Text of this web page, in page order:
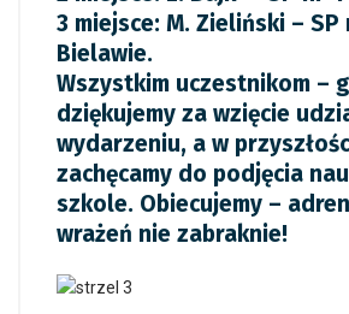
3 miejsce: M. Zieliński – SP
Bielawie.
Wszystkim uczestnikom –
dziękujemy za wzięcie
wydarzeniu, a w
zachęcamy do podjęcia
szkole. Obiecujemy –
wrażeń nie zabraknie!